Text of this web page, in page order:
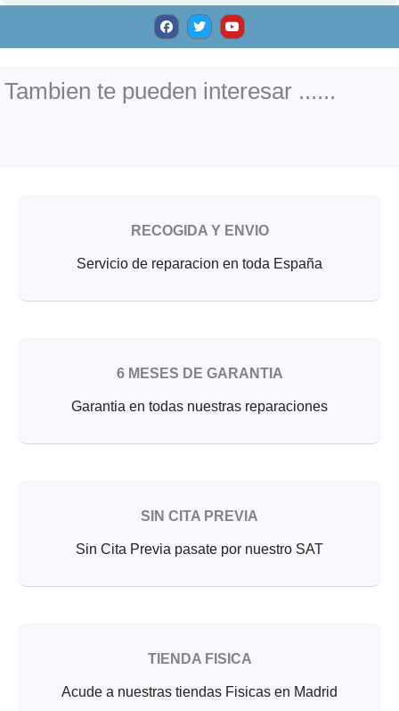
F
a
c
e
o
k
T
w
i
t
Y
o
u
t
e
Tambien te pueden interesar ......
RECOGIDA Y ENVIO
Servicio de reparacion en toda España
6 MESES DE GARANTIA
Garantia en todas nuestras reparaciones
SIN CITA PREVIA
Sin Cita Previa pasate por nuestro SAT
TIENDA FISICA
Acude a nuestras tiendas Fisicas en Madrid